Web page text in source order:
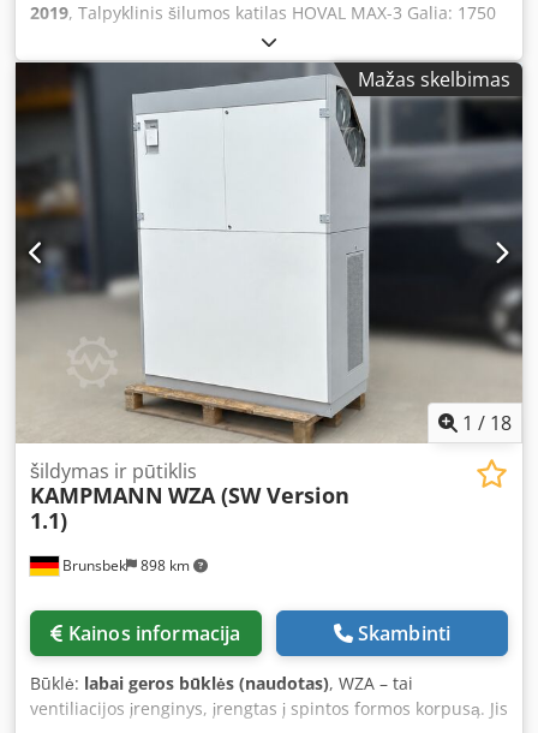
2019, Talpyklinis šilumos katilas HOVAL MAX-3 Galia: 1750
kW Pagaminimo metai: 2019 Crjdpjzp R Nfofx Af Hjf
Degiklis: ELCO
Mažas skelbimas
1 / 18
Brunsbek 898 km
šildymas ir pūtiklis
KAMPMANN WZA (SW Version
1.1)
Kainos informacija Skambinti
Būklė: labai geros būklės (naudotas), WZA – tai
ventiliacijos įrenginys, įrengtas į spintos formos korpusą. Jis